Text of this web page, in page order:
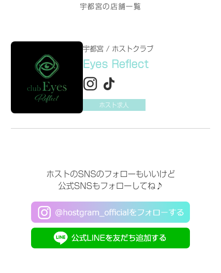
宇都宮の店舗一覧
宇都宮 / ホストクラブ
Eyes Reflect
ホスト求人
ホストのSNSのフォローもいいけど
公式SNSもフォローしてね♪